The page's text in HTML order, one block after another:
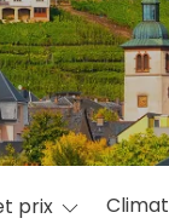
prix Climat
mois
Février Mars
Novembre